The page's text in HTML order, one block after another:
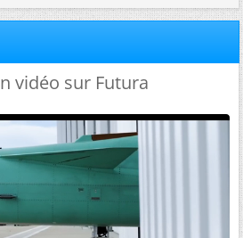
vidéo sur Futura